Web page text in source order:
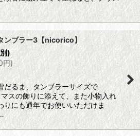
ンブラー3【nicorico】
)
円)
だるま、タンブラーサイズで
スの飾りに添えて、また小物入れ
りにも通年でお使いいただけま